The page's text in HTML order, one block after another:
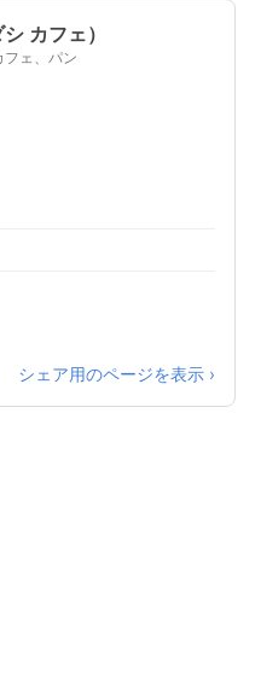
カフェ）
ェ、パン
シェア用のページを表示 ›